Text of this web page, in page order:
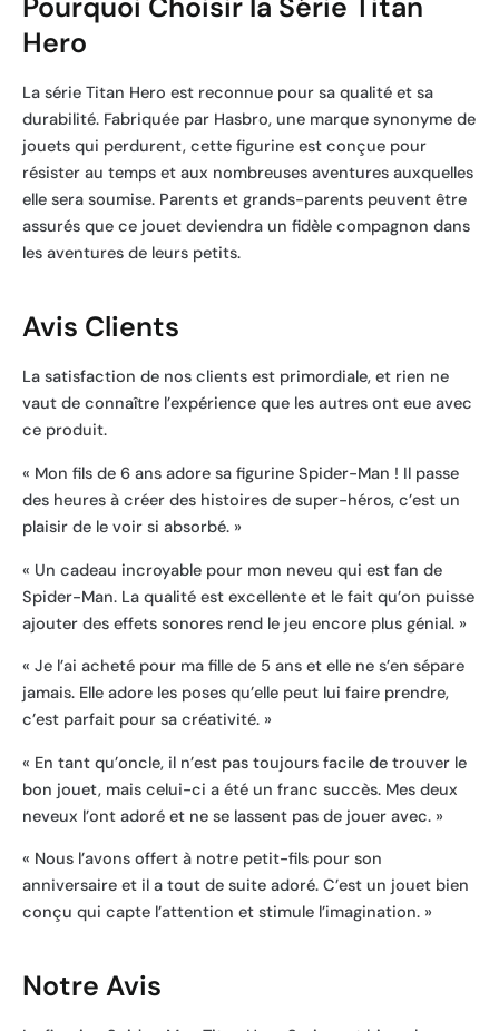
Hero
La série Titan Hero est reconnue pour sa qualité et sa
durabilité. Fabriquée par Hasbro, une marque synonyme de
jouets qui perdurent, cette figurine est conçue pour
résister au temps et aux nombreuses aventures auxquelles
elle sera soumise. Parents et grands-parents peuvent être
assurés que ce jouet deviendra un fidèle compagnon dans
les aventures de leurs petits.
Avis Clients
La satisfaction de nos clients est primordiale, et rien ne
vaut de connaître l’expérience que les autres ont eue avec
ce produit.
« Mon fils de 6 ans adore sa figurine Spider-Man ! Il passe
des heures à créer des histoires de super-héros, c’est un
plaisir de le voir si absorbé. »
« Un cadeau incroyable pour mon neveu qui est fan de
Spider-Man. La qualité est excellente et le fait qu’on puisse
ajouter des effets sonores rend le jeu encore plus génial. »
« Je l’ai acheté pour ma fille de 5 ans et elle ne s’en sépare
jamais. Elle adore les poses qu’elle peut lui faire prendre,
c’est parfait pour sa créativité. »
« En tant qu’oncle, il n’est pas toujours facile de trouver le
bon jouet, mais celui-ci a été un franc succès. Mes deux
neveux l’ont adoré et ne se lassent pas de jouer avec. »
« Nous l’avons offert à notre petit-fils pour son
anniversaire et il a tout de suite adoré. C’est un jouet bien
conçu qui capte l’attention et stimule l’imagination. »
Notre Avis